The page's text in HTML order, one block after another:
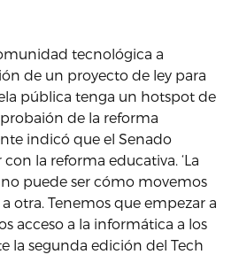
tecnológica a
de un proyecto de ley para
pública tenga un hotspot de
de la reforma
indicó que el Senado
la reforma educativa. ‘La
puede ser cómo movemos
otra. Tenemos que empezar a
acceso a la informática a los
la segunda edición del Tech